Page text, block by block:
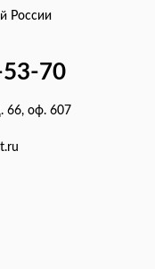
России
70
66, оф. 607